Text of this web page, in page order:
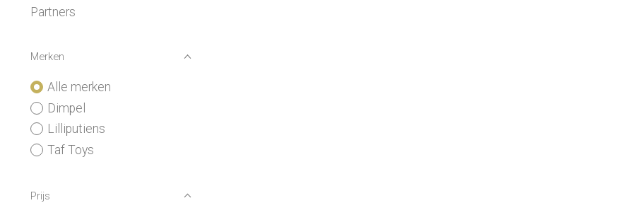
Partners
Merken
Alle merken
Dimpel
Lilliputiens
Taf Toys
Prijs